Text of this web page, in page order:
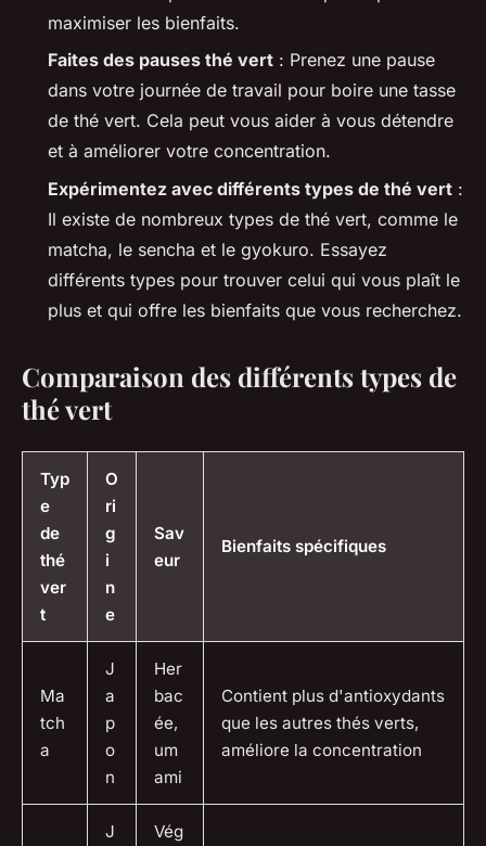
maximiser les bienfaits.
Faites des pauses thé vert : Prenez une pause
dans votre journée de travail pour boire une tasse
de thé vert. Cela peut vous aider à vous détendre
et à améliorer votre concentration.
Expérimentez avec différents types de thé vert :
Il existe de nombreux types de thé vert, comme le
matcha, le sencha et le gyokuro. Essayez
différents types pour trouver celui qui vous plaît le
plus et qui offre les bienfaits que vous recherchez.
Comparaison des différents types de
thé vert
Typ
e
de
thé
ver
t
O
ri
g
i
n
e
Sav
eur
Bienfaits spécifiques
Ma
tch
a
J
a
p
o
n
Her
bac
ée,
um
ami
Contient plus d'antioxydants
que les autres thés verts,
améliore la concentration
J
Vég